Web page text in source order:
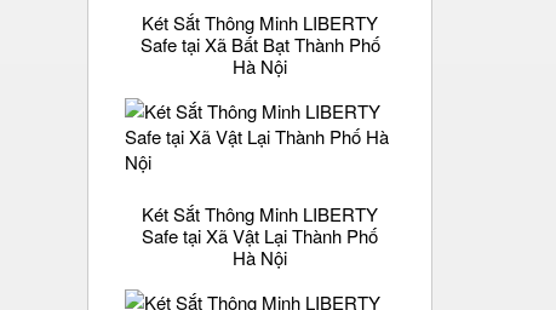
Két Sắt Thông Minh LIBERTY
Safe tại Xã Bất Bạt Thành Phố
Hà Nội
Két Sắt Thông Minh LIBERTY
Safe tại Xã Vật Lại Thành Phố
Hà Nội